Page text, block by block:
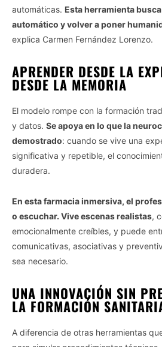
automáticas. Esta herramienta
automático y volver a poner
explica Carmen Fernández Lorenzo.
APRENDER DESDE LA
DESDE LA MEMORIA
El modelo rompe con la formación
y datos. Se apoya en lo que la
demostrado: cuando se vive una
significativa y repetible, el
duradera.
En esta farmacia inmersiva, el
o escuchar. Vive escenas realistas,
emocionalmente creíbles, y puede
comunicativas, asociativas y
sea necesario.
UNA INNOVACIÓN SIN
LA FORMACIÓN
A diferencia de otras herramientas